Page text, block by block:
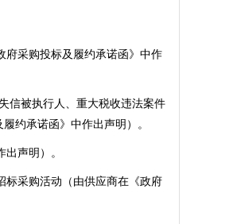
府采购投标及履约承诺函》中作
失信被执行人、重大税收违法案件
约承诺函》中作出声明）。
声明）。
标采购活动（由供应商在《政府